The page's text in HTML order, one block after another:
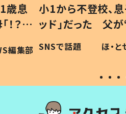
歳息
？」
編集部
小1から不登校、息
ッド」だった 父
作り続ける理由
#令和の子
SNSで話題 ほ・